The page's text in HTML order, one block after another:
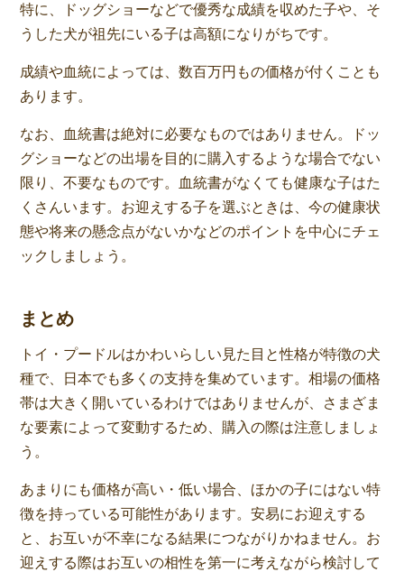
特に、ドッグショーなどで優秀な成績を収めた子や、そ
うした犬が祖先にいる子は高額になりがちです。
成績や血統によっては、数百万円もの価格が付くことも
あります。
なお、血統書は絶対に必要なものではありません。ドッ
グショーなどの出場を目的に購入するような場合でない
限り、不要なものです。血統書がなくても健康な子はた
くさんいます。お迎えする子を選ぶときは、今の健康状
態や将来の懸念点がないかなどのポイントを中心にチェ
ックしましょう。
まとめ
トイ・プードルはかわいらしい見た目と性格が特徴の犬
種で、日本でも多くの支持を集めています。相場の価格
帯は大きく開いているわけではありませんが、さまざま
な要素によって変動するため、購入の際は注意しましょ
う。
あまりにも価格が高い・低い場合、ほかの子にはない特
徴を持っている可能性があります。安易にお迎えする
と、お互いが不幸になる結果につながりかねません。お
迎えする際はお互いの相性を第一に考えながら検討して